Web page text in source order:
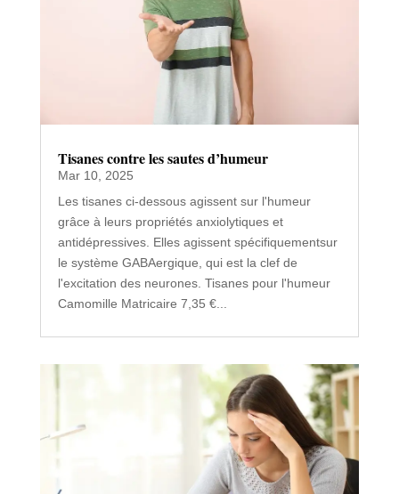
Tisanes contre les sautes d’humeur
Mar 10, 2025
Les tisanes ci-dessous agissent sur l'humeur
grâce à leurs propriétés anxiolytiques et
antidépressives. Elles agissent spécifiquementsur
le système GABAergique, qui est la clef de
l'excitation des neurones. Tisanes pour l'humeur
Camomille Matricaire 7,35 €...